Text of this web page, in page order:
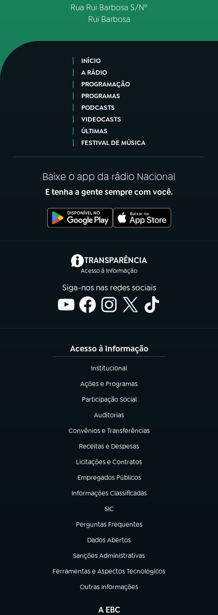
Rua Rui Barbosa S/Nº
Rui Barbosa
INÍCIO
A RÁDIO
PROGRAMAÇÃO
PROGRAMAS
PODCASTS
VIDEOCASTS
ÚLTIMAS
FESTIVAL DE MÚSICA
Baixe o app da rádio Nacional
E tenha a gente sempre com você.
TRANSPARÊNCIA
Acesso à Informação
(abre em nova aba)
Siga-nos nas redes sociais
Acesso à Informação
Institucional
(abre em nova aba)
Ações e Programas
(abre em nova aba)
Participação Social
(abre em nova aba)
Auditorias
(abre em nova aba)
Convênios e Transferências
(abre em nova aba)
Receitas e Despesas
(abre em nova aba)
Licitações e Contratos
(abre em nova aba)
Empregados Públicos
(abre em nova aba)
Informações Classificadas
(abre em nova aba)
SIC
(abre em nova aba)
Perguntas Frequentes
(abre em nova aba)
Dados Abertos
(abre em nova aba)
Sanções Administrativas
(abre em nova aba)
Ferramentas e Aspectos Tecnológicos
(abre em nova aba)
Outras Informações
(abre em nova aba)
A EBC